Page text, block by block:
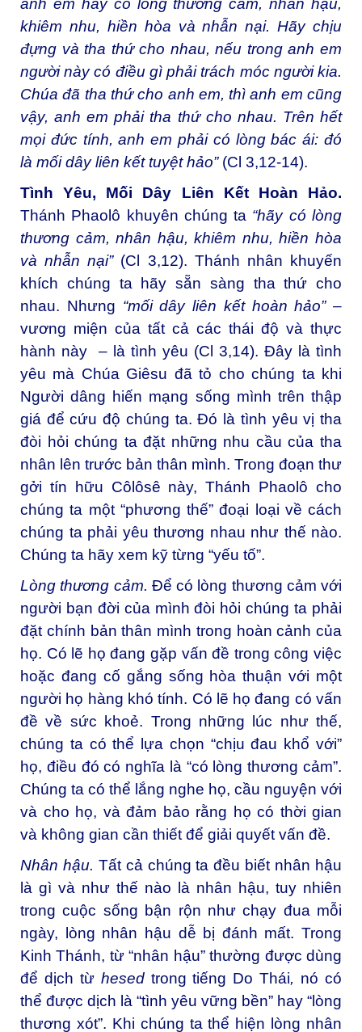
anh em hãy có lòng thương cảm, nhân hậu,
khiêm nhu, hiền hòa và nhẫn nại. Hãy chịu
đựng và tha thứ cho nhau, nếu trong anh em
người này có điều gì phải trách móc người kia.
Chúa đã tha thứ cho anh em, thì anh em cũng
vậy, anh em phải tha thứ cho nhau. Trên hết
mọi đức tính, anh em phải có lòng bác ái: đó
là mối dây liên kết tuyệt hảo” (Cl 3,12-14).
Tình Yêu, Mối Dây Liên Kết Hoàn Hảo.
Thánh Phaolô khuyên chúng ta “hãy có lòng
thương cảm, nhân hậu, khiêm nhu, hiền hòa
và nhẫn nại”(Cl 3,12). Thánh nhân khuyến
khích chúng ta hãy sẵn sàng tha thứ cho
nhau. Nhưng “mối dây liên kết hoàn hảo”–
vương miện của tất cả các thái độ và thực
hành này – là tình yêu (Cl 3,14). Đây là tình
yêu mà Chúa Giêsu đã tỏ cho chúng ta khi
Người dâng hiến mạng sống mình trên thập
giá để cứu độ chúng ta. Đó là tình yêu vị tha
đòi hỏi chúng ta đặt những nhu cầu của tha
nhân lên trước bản thân mình. Trong đoạn thư
gởi tín hữu Côlôsê này, Thánh Phaolô cho
chúng ta một “phương thế” đoại loại về cách
chúng ta phải yêu thương nhau như thế nào.
Chúng ta hãy xem kỹ từng “yếu tố”.
Lòng thương cảm. Để có lòng thương cảm với
người bạn đời của mình đòi hỏi chúng ta phải
đặt chính bản thân mình trong hoàn cảnh của
họ. Có lẽ họ đang gặp vấn đề trong công việc
hoặc đang cố gắng sống hòa thuận với một
người họ hàng khó tính. Có lẽ họ đang có vấn
đề về sức khoẻ. Trong những lúc như thế,
chúng ta có thể lựa chọn “chịu đau khổ với”
họ, điều đó có nghĩa là “có lòng thương cảm”.
Chúng ta có thể lắng nghe họ, cầu nguyện với
và cho họ, và đảm bảo rằng họ có thời gian
và không gian cần thiết để giải quyết vấn đề.
Nhân hậu. Tất cả chúng ta đều biết nhân hậu
là gì và như thế nào là nhân hậu, tuy nhiên
trong cuộc sống bận rộn như chạy đua mỗi
ngày, lòng nhân hậu dễ bị đánh mất. Trong
Kinh Thánh, từ “nhân hậu” thường được dùng
để dịch từ hesedtrong tiếng Do Thái, nó có
thể được dịch là “tình yêu vững bền” hay “lòng
thương xót”. Khi chúng ta thể hiện lòng nhân